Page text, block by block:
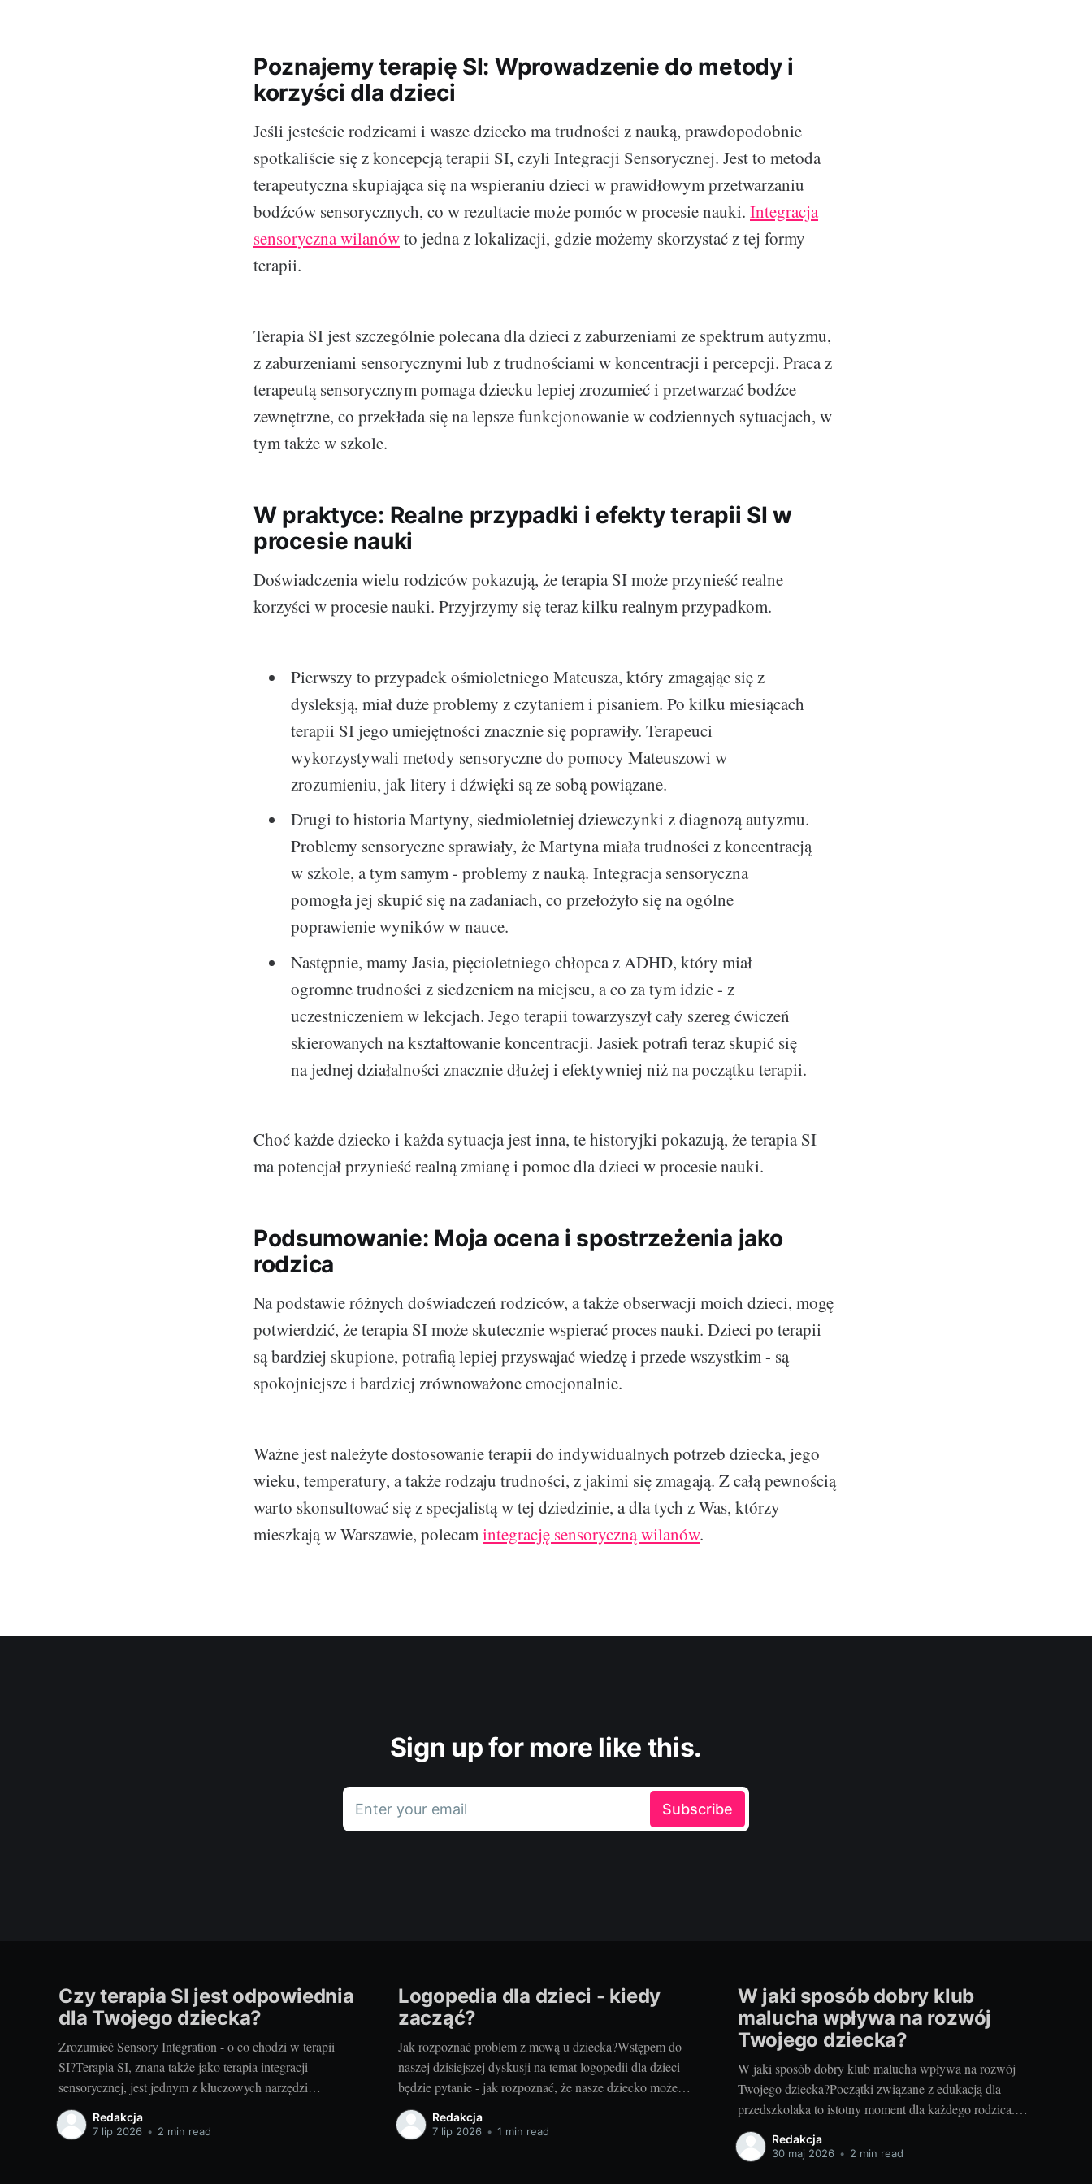
Poznajemy terapię SI: Wprowadzenie do metody i
korzyści dla dzieci
Jeśli jesteście rodzicami i wasze dziecko ma trudności z nauką, prawdopodobnie
spotkaliście się z koncepcją terapii SI, czyli Integracji Sensorycznej. Jest to metoda
terapeutyczna skupiająca się na wspieraniu dzieci w prawidłowym przetwarzaniu
bodźców sensorycznych, co w rezultacie może pomóc w procesie nauki. Integracja
sensoryczna wilanówto jedna z lokalizacji, gdzie możemy skorzystać z tej formy
terapii.
Terapia SI jest szczególnie polecana dla dzieci z zaburzeniami ze spektrum autyzmu,
z zaburzeniami sensorycznymi lub z trudnościami w koncentracji i percepcji. Praca z
terapeutą sensorycznym pomaga dziecku lepiej zrozumieć i przetwarzać bodźce
zewnętrzne, co przekłada się na lepsze funkcjonowanie w codziennych sytuacjach, w
tym także w szkole.
W praktyce: Realne przypadki i efekty terapii SI w
procesie nauki
Doświadczenia wielu rodziców pokazują, że terapia SI może przynieść realne
korzyści w procesie nauki. Przyjrzymy się teraz kilku realnym przypadkom.
Pierwszy to przypadek ośmioletniego Mateusza, który zmagając się z
dysleksją, miał duże problemy z czytaniem i pisaniem. Po kilku miesiącach
terapii SI jego umiejętności znacznie się poprawiły. Terapeuci
wykorzystywali metody sensoryczne do pomocy Mateuszowi w
zrozumieniu, jak litery i dźwięki są ze sobą powiązane.
Drugi to historia Martyny, siedmioletniej dziewczynki z diagnozą autyzmu.
Problemy sensoryczne sprawiały, że Martyna miała trudności z koncentracją
w szkole, a tym samym - problemy z nauką. Integracja sensoryczna
pomogła jej skupić się na zadaniach, co przełożyło się na ogólne
poprawienie wyników w nauce.
Następnie, mamy Jasia, pięcioletniego chłopca z ADHD, który miał
ogromne trudności z siedzeniem na miejscu, a co za tym idzie - z
uczestniczeniem w lekcjach. Jego terapii towarzyszył cały szereg ćwiczeń
skierowanych na kształtowanie koncentracji. Jasiek potrafi teraz skupić się
na jednej działalności znacznie dłużej i efektywniej niż na początku terapii.
Choć każde dziecko i każda sytuacja jest inna, te historyjki pokazują, że terapia SI
ma potencjał przynieść realną zmianę i pomoc dla dzieci w procesie nauki.
Podsumowanie: Moja ocena i spostrzeżenia jako
rodzica
Na podstawie różnych doświadczeń rodziców, a także obserwacji moich dzieci, mogę
potwierdzić, że terapia SI może skutecznie wspierać proces nauki. Dzieci po terapii
są bardziej skupione, potrafią lepiej przyswajać wiedzę i przede wszystkim - są
spokojniejsze i bardziej zrównoważone emocjonalnie.
Ważne jest należyte dostosowanie terapii do indywidualnych potrzeb dziecka, jego
wieku, temperatury, a także rodzaju trudności, z jakimi się zmagają. Z całą pewnością
warto skonsultować się z specjalistą w tej dziedzinie, a dla tych z Was, którzy
mieszkają w Warszawie, polecamintegrację sensoryczną wilanów.
Sign up for more like this.
Enter your email Subscribe
Czy terapia SI jest odpowiednia
dla Twojego dziecka?
Zrozumieć Sensory Integration - o co chodzi w terapii
SI?Terapia SI, znana także jako terapia integracji
sensorycznej, jest jednym z kluczowych narzędzi
wspierających rozwój dzieci. Koncentruje się na pomocy
dzieciom w uzyskaniu lepszej kontroli nad swoim ciałem
Redakcja
7 lip 2026 • 2 min read
Logopedia dla dzieci - kiedy
zacząć?
Jak rozpoznać problem z mową u dziecka?Wstępem do
naszej dzisiejszej dyskusji na temat logopedii dla dzieci
będzie pytanie - jak rozpoznać, że nasze dziecko może
mieć problemy z mową? Warto już na wstępie zaznaczyć,
że nie każde opóźnienie w rozwoju mowy musi oznaczać
Redakcja
7 lip 2026 • 1 min read
W jaki sposób dobry klub
malucha wpływa na rozwój
Twojego dziecka?
W jaki sposób dobry klub malucha wpływa na rozwój
Twojego dziecka?Początki związane z edukacją dla
przedszkolaka to istotny moment dla każdego rodzica.
Chodzi o to, aby wybrać najlepszy dla naszego dziecka
klub malucha. My, jako doświadczeni rodzice i blogerzy,
Redakcja
30 maj 2026 • 2 min read